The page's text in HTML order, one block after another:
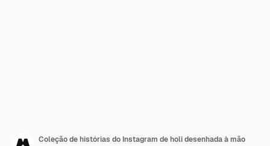
Coleção de histórias do Instagram de holi desenhada à mão